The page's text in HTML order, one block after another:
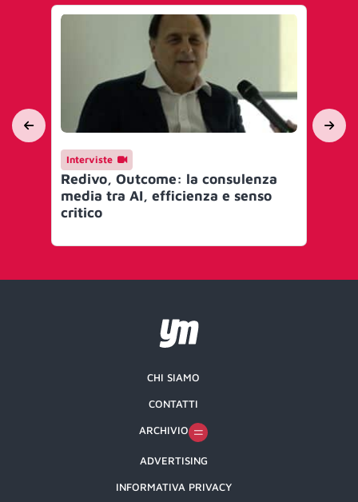
Interviste
Redivo, Outcome: la consulenza
media tra AI, efficienza e senso
critico
CHI SIAMO
CONTATTI
ARCHIVIO
ADVERTISING
INFORMATIVA PRIVACY